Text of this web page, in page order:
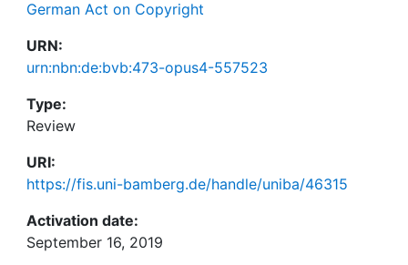
German Act on Copyright
URN:
urn:nbn:de:bvb:473-opus4-557523
Type:
Review
URI:
https://fis.uni-bamberg.de/handle/uniba/46315
Activation date:
September 16, 2019